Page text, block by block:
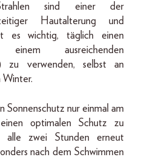
Strahlen sind einer der
Hautalterung und
es wichtig, täglich einen
ausreichenden
zu verwenden, selbst an
Winter.
Sonnenschutz nur einmal am
optimalen Schutz zu
alle zwei Stunden erneut
nach dem Schwimmen